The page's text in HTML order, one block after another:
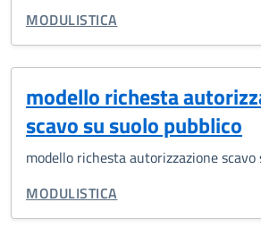
TIPO DI DOCUMENTO:
MODULISTICA
modello richesta
scavo su suolo pubblico
modello richesta autorizzazione scavo
TIPO DI DOCUMENTO:
MODULISTICA